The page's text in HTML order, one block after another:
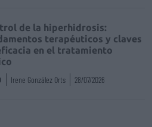
de la hiperhidrosis:
terapéuticos y claves
en el tratamiento
Irene González Orts 28/07/2026